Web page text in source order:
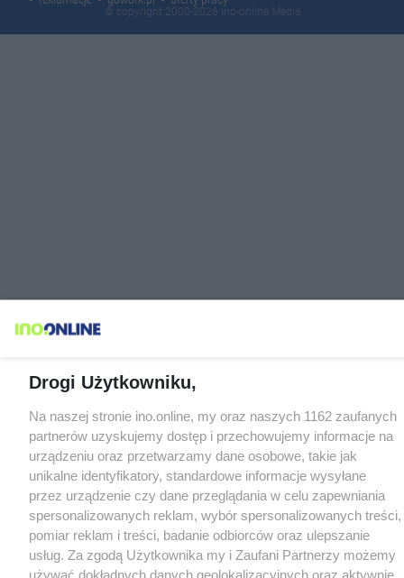
© copyright 2000-2026 Ino-online Media
Drogi Użytkowniku,
Na naszej stronie ino.online, my oraz naszych 1162 zaufanych
partnerów uzyskujemy dostęp i przechowujemy informacje na
urządzeniu oraz przetwarzamy dane osobowe, takie jak
unikalne identyfikatory, standardowe informacje wysyłane
przez urządzenie czy dane przeglądania w celu zapewniania
spersonalizowanych reklam, wybór spersonalizowanych treści,
pomiar reklam i treści, badanie odbiorców oraz ulepszanie
usług. Za zgodą Użytkownika my i Zaufani Partnerzy możemy
używać dokładnych danych geolokalizacyjnych oraz aktywnie